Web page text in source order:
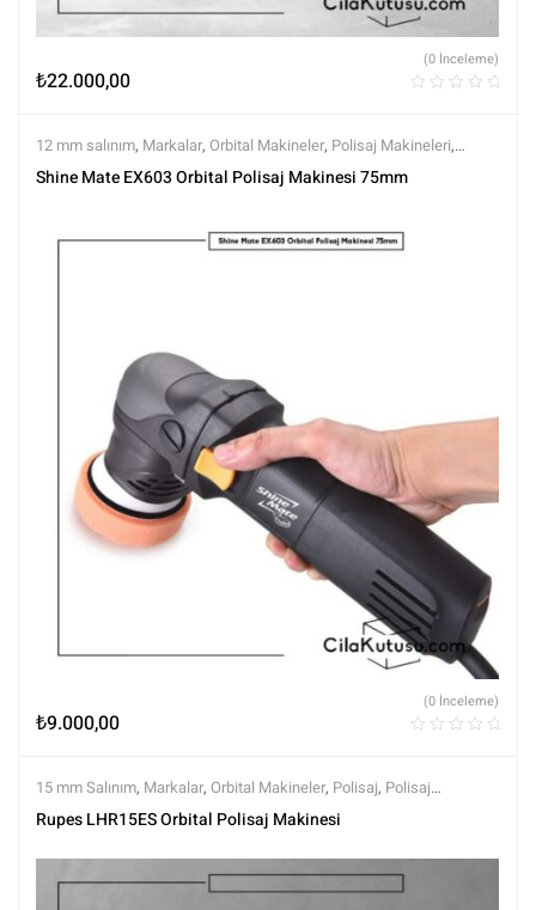
₺22.000,00
(0 İnceleme)
12 mm salınım, Markalar, Orbital Makineler, Polisaj Makineleri,
Polisaj ve Parlatma, Shine Mate,Tüm Ürünler,Tüm Ürünler
Shine Mate EX603 Orbital Polisaj Makinesi 75mm
₺9.000,00
(0 İnceleme)
15 mm Salınım, Markalar, Orbital Makineler, Polisaj, Polisaj
Makineleri,Polisaj ve Parlatma,Rupes,Tüm Ürünler
Rupes LHR15ES Orbital Polisaj Makinesi